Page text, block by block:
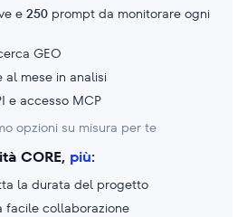
e 250 prompt da monitorare ogni
GEO
al mese in analisi
e accesso MCP
opzioni su misura per te
CORE, più:
la durata del progetto
facile collaborazione